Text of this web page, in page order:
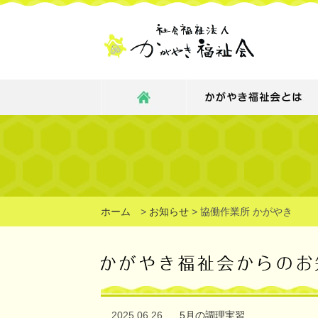
ホーム > お知らせ > 協働作業所 かがやき
2025.06.26 5月の調理実習